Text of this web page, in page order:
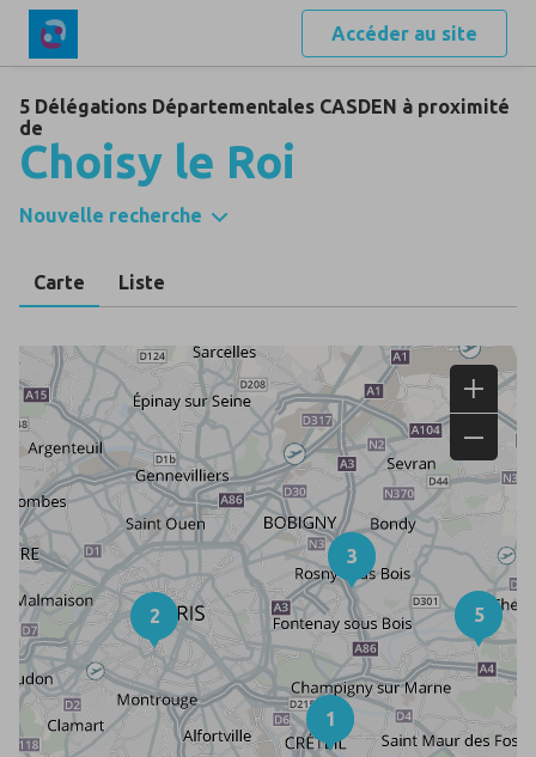
Accéder au site
5 Délégations Départementales CASDEN à proximité
de
Choisy le Roi
Nouvelle recherche
Carte Liste
5
3
2
1